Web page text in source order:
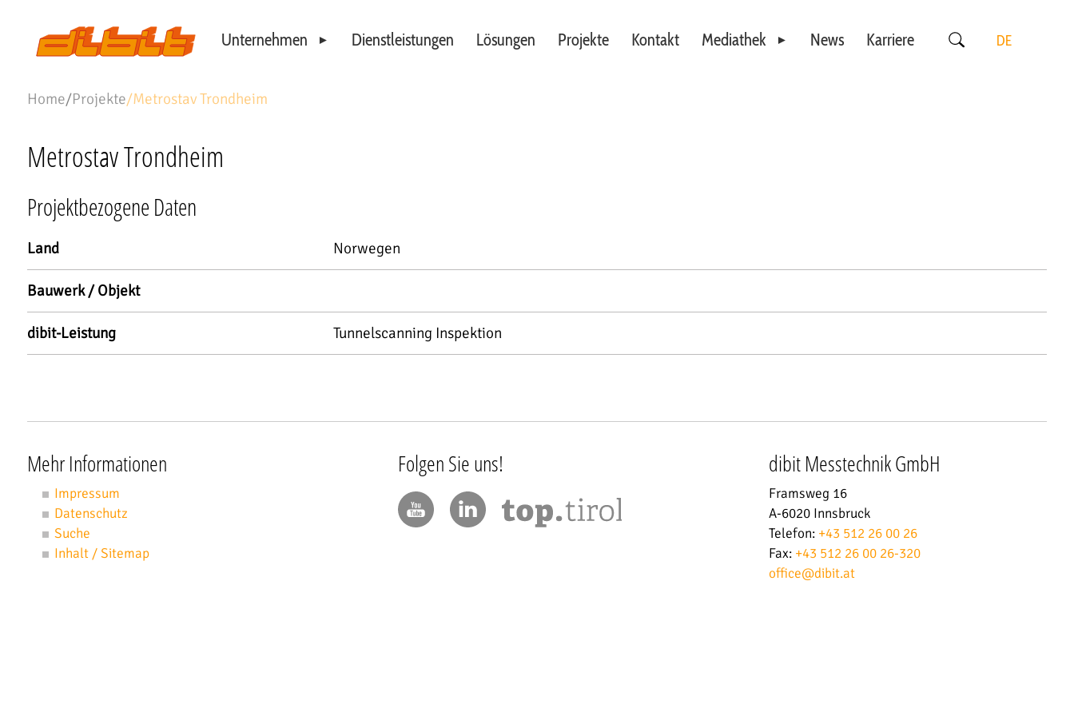
Unternehmen
Standorte
Dienstleistungen Lösungen Projekte Kontakt
Mediathek
News Karriere DE
Home/Projekte/Metrostav Trondheim
Metrostav Trondheim
Projektbezogene Daten
Land Norwegen
Bauwerk / Objekt
dibit-Leistung Tunnelscanning Inspektion
Mehr Informationen
Impressum
Datenschutz
Suche
Inhalt / Sitemap
Folgen Sie uns! dibit Messtechnik GmbH
Framsweg 16
A-6020 Innsbruck
Telefon: +43 512 26 00 26
Fax: +43 512 26 00 26-320
office@dibit.at